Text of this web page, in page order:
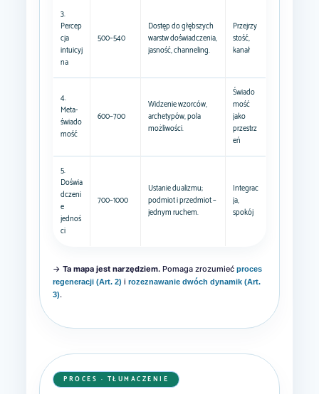
3.
Percep
cja
intuicyj
na
500–540
Dostęp do głębszych
warstw doświadczenia,
jasność, channeling.
Przejrzy
stość,
kanał
4.
Meta-
świado
mość
600–700
Widzenie wzorców,
archetypów, pola
możliwości.
Świado
mość
jako
przestrz
eń
5.
Doświa
dczeni
e
jednoś
ci
700–1000
Ustanie dualizmu;
podmiot i przedmiot –
jednym ruchem.
Integrac
ja,
spokój
→ Ta mapa jest narzędziem. Pomaga zrozumieć proces
regeneracji (Art. 2) i rozeznawanie dwóch dynamik (Art.
3).
PROCES · TŁUMACZENIE